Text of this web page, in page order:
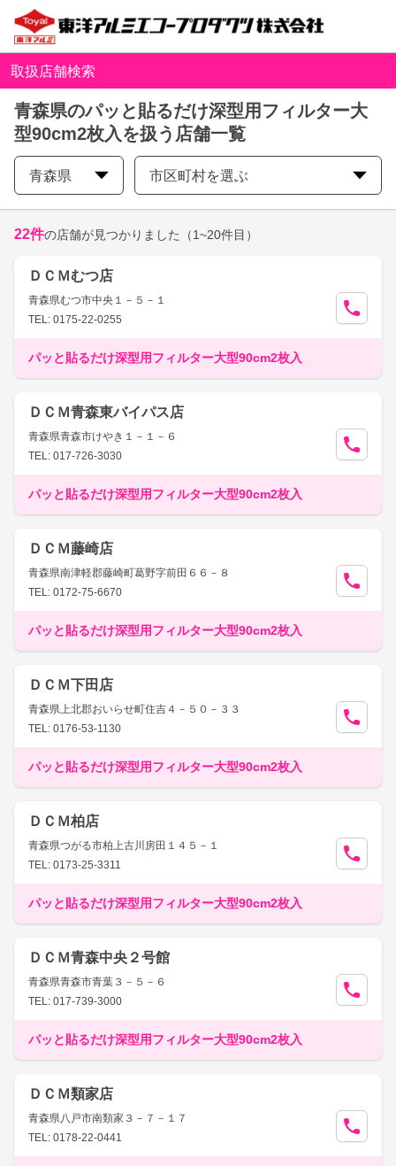
取扱店舗検索
青森県のパッと貼るだけ深型用フィルター大
型90cm2枚入を扱う店舗一覧
青森県 市区町村を選ぶ
22件の店舗が見つかりました （1~20件目）
ＤＣＭむつ店
青森県むつ市中央１－５－１
TEL: 0175-22-0255
パッと貼るだけ深型用フィルター大型90cm2枚入
ＤＣＭ青森東バイパス店
青森県青森市けやき１－１－６
TEL: 017-726-3030
パッと貼るだけ深型用フィルター大型90cm2枚入
ＤＣＭ藤崎店
青森県南津軽郡藤崎町葛野字前田６６－８
TEL: 0172-75-6670
パッと貼るだけ深型用フィルター大型90cm2枚入
ＤＣＭ下田店
青森県上北郡おいらせ町住吉４－５０－３３
TEL: 0176-53-1130
パッと貼るだけ深型用フィルター大型90cm2枚入
ＤＣＭ柏店
青森県つがる市柏上古川房田１４５－１
TEL: 0173-25-3311
パッと貼るだけ深型用フィルター大型90cm2枚入
ＤＣＭ青森中央２号館
青森県青森市青葉３－５－６
TEL: 017-739-3000
パッと貼るだけ深型用フィルター大型90cm2枚入
ＤＣＭ類家店
青森県八戸市南類家３－７－１７
TEL: 0178-22-0441